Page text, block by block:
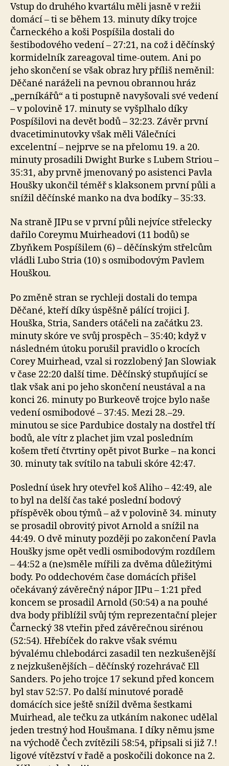
Vstup do druhého kvartálu měli jasně v režii
domácí – ti se během 13. minuty díky trojce
Čarneckého a koši Pospíšila dostali do
šestibodového vedení – 27:21, na což i děčínský
kormidelník zareagoval time-outem. Ani po
jeho skončení se však obraz hry příliš neměnil:
Děčané naráželi na pevnou obrannou hráz
„perníkářů“ a ti postupně navyšovali své vedení
– v polovině 17. minuty se vyšplhalo díky
Pospíšilovi na devět bodů – 32:23. Závěr první
dvacetiminutovky však měli Válečníci
excelentní – nejprve se na přelomu 19. a 20.
minuty prosadili Dwight Burke s Lubem Striou –
35:31, aby prvně jmenovaný po asistenci Pavla
Houšky ukončil téměř s klaksonem první půli a
snížil děčínské manko na dva bodíky – 35:33.
Na straně JIPu se v první půli nejvíce střelecky
dařilo Coreymu Muirheadovi (11 bodů) se
Zbyňkem Pospíšilem (6) – děčínským střelcům
vládli Lubo Stria (10) s osmibodovým Pavlem
Houškou.
Po změně stran se rychleji dostali do tempa
Děčané, kteří díky úspěšně pálící trojici J.
Houška, Stria, Sanders otáčeli na začátku 23.
minuty skóre ve svůj prospěch – 35:40; když v
následném útoku porušil pravidlo o krocích
Corey Muirhead, vzal si rozzlobený Jan Slowiak
v čase 22:20 další time. Děčínský stupňující se
tlak však ani po jeho skončení neustával a na
konci 26. minuty po Burkeově trojce bylo naše
vedení osmibodové – 37:45. Mezi 28.–29.
minutou se sice Pardubice dostaly na dostřel tří
bodů, ale vítr z plachet jim vzal posledním
košem třetí čtvrtiny opět pivot Burke – na konci
30. minuty tak svítilo na tabuli skóre 42:47.
Poslední úsek hry otevřel koš Aliho – 42:49, ale
to byl na delší čas také poslední bodový
příspěvěk obou týmů – až v polovině 34. minuty
se prosadil obrovitý pivot Arnold a snížil na
44:49. O dvě minuty později po zakončení Pavla
Houšky jsme opět vedli osmibodovým rozdílem
– 44:52 a (ne)směle mířili za dvěma důležitými
body. Po oddechovém čase domácích přišel
očekávaný závěrečný nápor JIPu – 1:21 před
koncem se prosadil Arnold (50:54) a na pouhé
dva body přiblížil svůj tým reprezentační plejer
Čarnecký 38 vteřin před závěrečnou sirénou
(52:54). Hřebíček do rakve však svému
bývalému chlebodárci zasadil ten nezkušenější
z nejzkušenějších – děčínský rozehrávač Ell
Sanders. Po jeho trojce 17 sekund před koncem
byl stav 52:57. Po další minutové poradě
domácích sice ještě snížil dvěma šestkami
Muirhead, ale tečku za utkáním nakonec udělal
jeden trestný hod Houšmana. I díky němu jsme
na východě Čech zvítězili 58:54, připsali si již 7.!
ligové vítězství v řadě a poskočili dokonce na 2.